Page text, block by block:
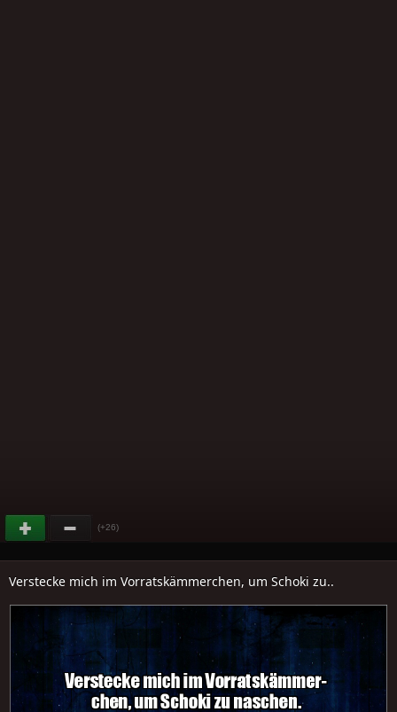
(+26)
Verstecke mich im Vorratskämmerchen, um Schoki zu..